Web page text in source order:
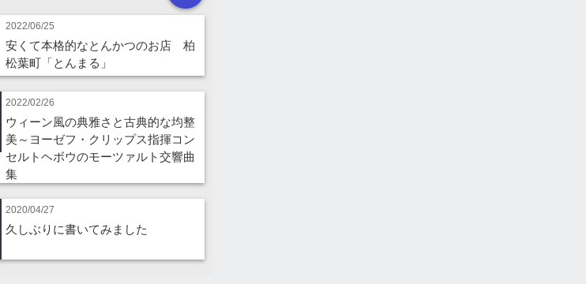
2022/06/25
安くて本格的なとんかつのお店 柏
松葉町「とんまる」
2022/02/26
ウィーン風の典雅さと古典的な均整
美～ヨーゼフ・クリップス指揮コン
セルトヘボウのモーツァルト交響曲
集
2020/04/27
久しぶりに書いてみました